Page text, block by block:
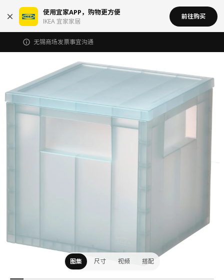
使用宜家APP，购物更方便
IKEA 宜家家居
前往购买
无锡商场发票事宜沟通
图集 尺寸 视频 搭配